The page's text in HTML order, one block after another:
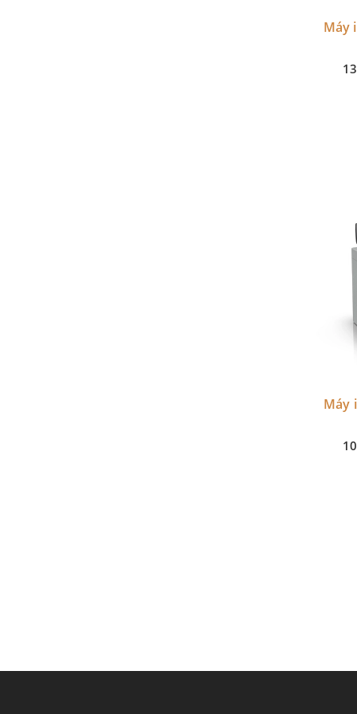
Máy
Máy